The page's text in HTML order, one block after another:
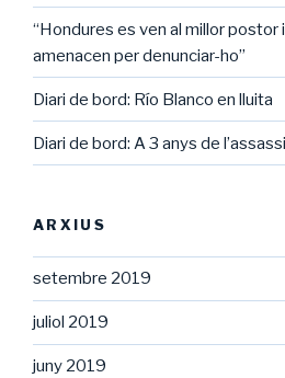
“Hondures es ven al millor postor
amenacen per denunciar-ho”
Diari de bord: Río Blanco en lluita
Diari de bord: A 3 anys de
ARXIUS
setembre 2019
juliol 2019
juny 2019